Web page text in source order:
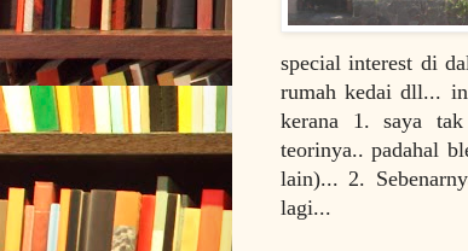
special interest di
rumah kedai dll...
kerana 1. saya
teorinya.. padahal
lain)... 2.
lagi...